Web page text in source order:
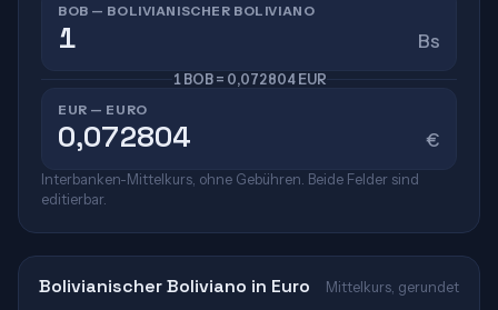
BOB — BOLIVIANISCHER BOLIVIANO
Bs
1 BOB = 0,072804 EUR
EUR — EURO
€
Interbanken-Mittelkurs, ohne Gebühren. Beide Felder sind
editierbar.
Bolivianischer Boliviano in Euro Mittelkurs, gerundet